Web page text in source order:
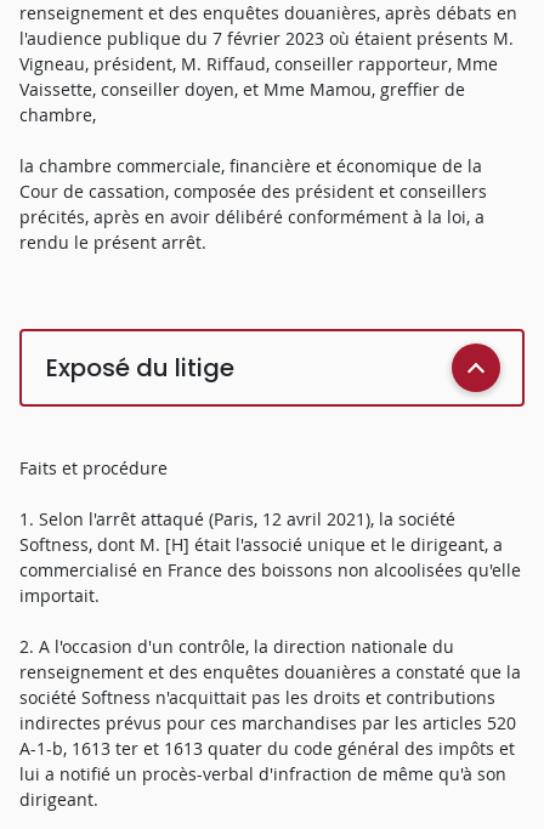
renseignement et des enquêtes douanières, après débats en
l'audience publique du 7 février 2023 où étaient présents M.
Vigneau, président, M. Riffaud, conseiller rapporteur, Mme
Vaissette, conseiller doyen, et Mme Mamou, greffier de
chambre,
la chambre commerciale, financière et économique de la
Cour de cassation, composée des président et conseillers
précités, après en avoir délibéré conformément à la loi, a
rendu le présent arrêt.
Exposé du litige
Faits et procédure
1. Selon l'arrêt attaqué (Paris, 12 avril 2021), la société
Softness, dont M. [H] était l'associé unique et le dirigeant, a
commercialisé en France des boissons non alcoolisées qu'elle
importait.
2. A l'occasion d'un contrôle, la direction nationale du
renseignement et des enquêtes douanières a constaté que la
société Softness n'acquittait pas les droits et contributions
indirectes prévus pour ces marchandises par les articles 520
A-1-b, 1613 ter et 1613 quater du code général des impôts et
lui a notifié un procès-verbal d'infraction de même qu'à son
dirigeant.